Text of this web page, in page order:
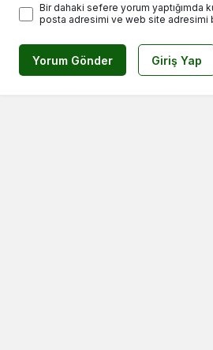
Bir dahaki sefere yorum yaptığımda
posta adresimi ve web site adresimi
Yorum Gönder Giriş Yap